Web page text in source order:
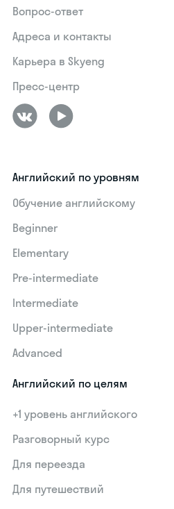
Вопрос-ответ
Адреса и контакты
Карьера в Skyeng
Пресс-центр
Английский по уровням
Обучение английскому
Beginner
Elementary
Pre-intermediate
Intermediate
Upper-intermediate
Advanced
Английский по целям
+1 уровень английского
Разговорный курс
Для переезда
Для путешествий